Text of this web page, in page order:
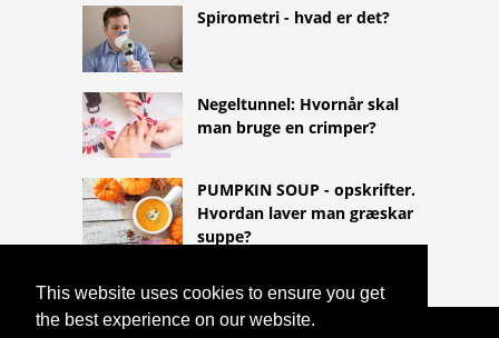
This website uses cookies to ensure you get
the best experience on our website.
Spirometri - hvad er det?
Negeltunnel: Hvornår skal
man bruge en crimper?
PUMPKIN SOUP - opskrifter.
Hvordan laver man græskar
suppe?